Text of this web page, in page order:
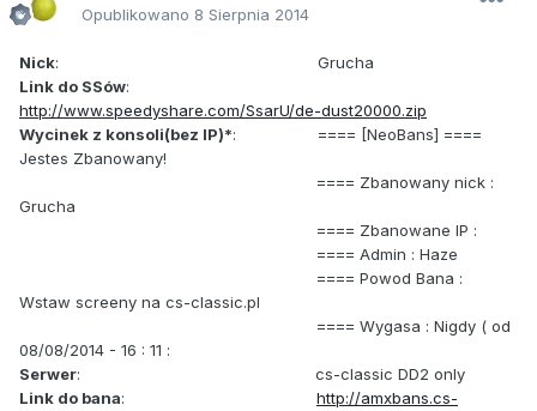
Opublikowano 8 Sierpnia 2014
Nick: Grucha
Link do SSów:
http://www.speedyshare.com/SsarU/de-dust20000.zip
Wycinek z konsoli(bez IP)*: ==== [NeoBans] ====
Jestes Zbanowany!
==== Zbanowany nick :
Grucha
==== Zbanowane IP :
==== Admin : Haze
==== Powod Bana :
Wstaw screeny na cs-classic.pl
==== Wygasa : Nigdy ( od
08/08/2014 - 16 : 11 :
Serwer: cs-classic DD2 only
Link do bana: http://amxbans.cs-